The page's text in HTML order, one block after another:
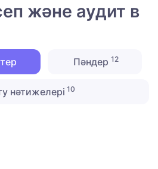
және аудит в
Пәндер 12
нәтижелері 10